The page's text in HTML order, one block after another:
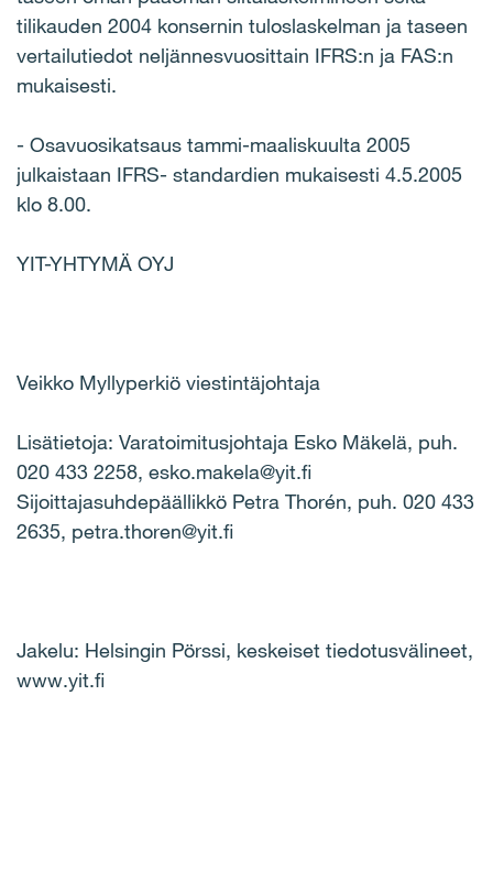
tilikauden 2004 konsernin tuloslaskelman ja taseen
vertailutiedot neljännesvuosittain IFRS:n ja FAS:n
mukaisesti.
- Osavuosikatsaus tammi-maaliskuulta 2005
julkaistaan IFRS- standardien mukaisesti 4.5.2005
klo 8.00.
YIT-YHTYMÄ OYJ
Veikko Myllyperkiö viestintäjohtaja
Lisätietoja: Varatoimitusjohtaja Esko Mäkelä, puh.
020 433 2258, esko.makela@yit.fi
Sijoittajasuhdepäällikkö Petra Thorén, puh. 020 433
2635, petra.thoren@yit.fi
Jakelu: Helsingin Pörssi, keskeiset tiedotusvälineet,
www.yit.fi